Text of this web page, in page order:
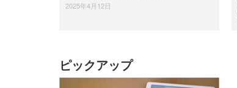
2025年4月12日
ピックアップ